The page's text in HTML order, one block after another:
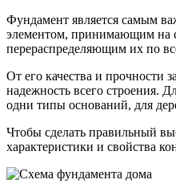
Фундамент является самым
элементом, принимающим на
перераспределяющим их по
От его качества и прочности
надежность всего строения.
одни типы оснований, для
Чтобы сделать правильный
характеристики и свойства